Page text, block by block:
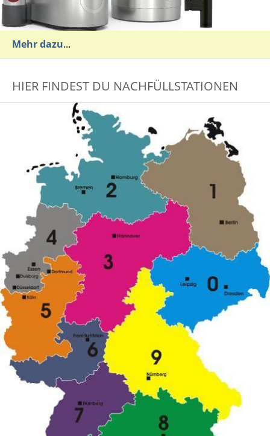
Mehr dazu...
HIER FINDEST DU NACHFÜLLSTATIONEN